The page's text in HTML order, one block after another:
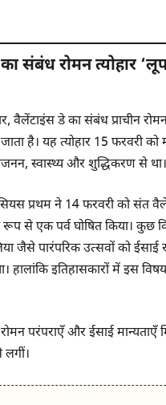
संबंध रोमन त्योहार
वैलेंटाइंस डे का संबंध प्राचीन रोमन
है। यह त्योहार 15 फरवरी को
स्वास्थ्य और शुद्धिकरण से था।
प्रथम ने 14 फरवरी को संत
से एक पर्व घोषित किया। कुछ
जैसे पारंपरिक उत्सवों को
हालांकि इतिहासकारों में इस
परंपराएँ और ईसाई मान्यताएँ
लगीं।